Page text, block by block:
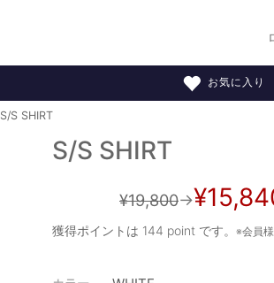
お気に入り
S/S SHIRT
S/S SHIRT
¥19,800→
獲得ポイントは 144 point です。※会員